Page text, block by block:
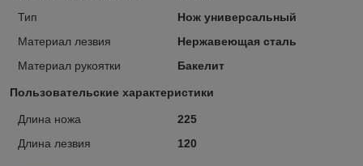
Тип
Нож универсальный
Материал лезвия
Нержавеющая сталь
Материал рукоятки
Бакелит
Пользовательские характеристики
Длина ножа
225
Длина лезвия
120